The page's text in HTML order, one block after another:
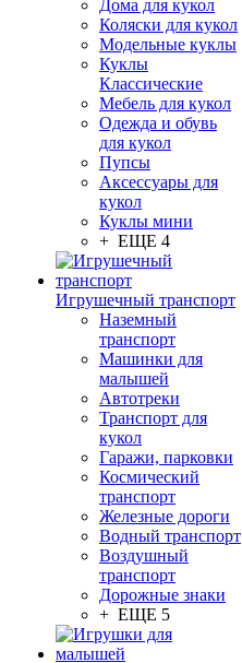
Дома для кукол
Коляски для кукол
Модельные куклы
Куклы
Классические
Мебель для кукол
Одежда и обувь
для кукол
Пупсы
Аксессуары для
кукол
Куклы мини
+ ЕЩЕ 4
Игрушечный транспорт
Наземный
транспорт
Машинки для
малышей
Автотреки
Транспорт для
кукол
Гаражи, парковки
Космический
транспорт
Железные дороги
Водный транспорт
Воздушный
транспорт
Дорожные знаки
+ ЕЩЕ 5